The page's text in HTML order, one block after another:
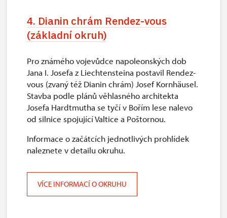
uzavřen
4. Dianin chrám Rendez-vous
(základní okruh)
Pro známého vojevůdce napoleonských dob
Jana I. Josefa z Liechtensteina postavil Rendez-
vous (zvaný též Dianin chrám) Josef Kornhäusel.
Stavba podle plánů věhlasného architekta
Josefa Hardtmutha se tyčí v Bořím lese nalevo
od silnice spojující Valtice a Poštornou.
Informace o začátcích jednotlivých prohlídek
naleznete v detailu okruhu.
VÍCE INFORMACÍ O OKRUHU